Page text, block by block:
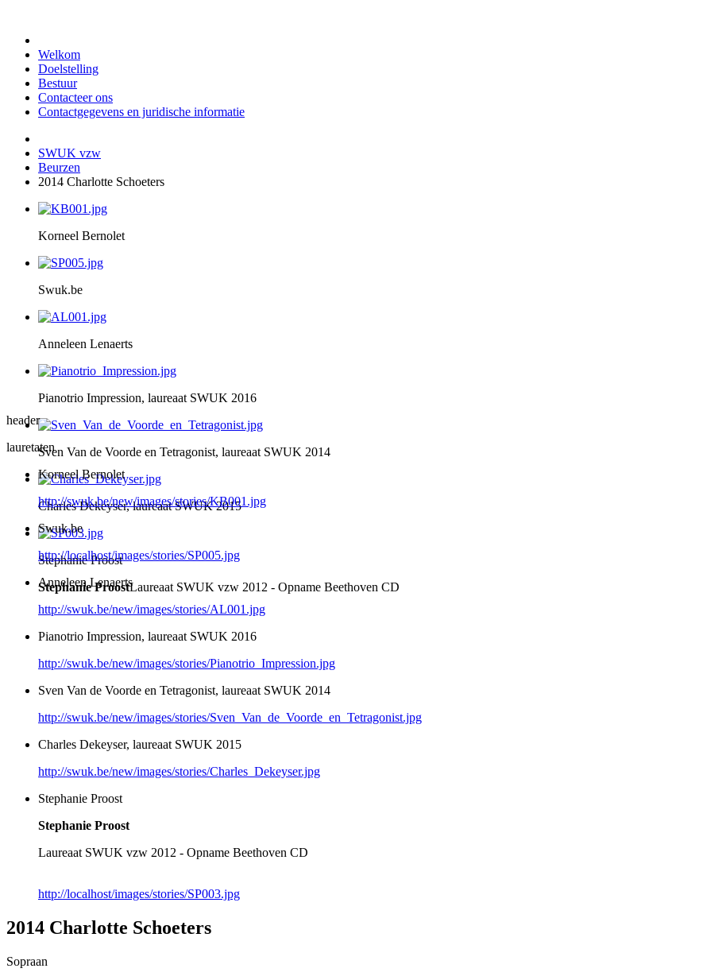
Welkom
Doelstelling
Bestuur
Contacteer ons
Contactgegevens en juridische informatie
SWUK vzw
Beurzen
2014 Charlotte Schoeters
Korneel Bernolet
Swuk.be
Anneleen Lenaerts
Pianotrio Impression, laureaat SWUK 2016
Sven Van de Voorde en Tetragonist, laureaat SWUK 2014
Charles Dekeyser, laureaat SWUK 2015
Stephanie Proost
Stephanie ProostLaureaat SWUK vzw 2012 - Opname Beethoven CD
header
lauretaten
Korneel Bernolet
http://swuk.be/new/images/stories/KB001.jpg
Swuk.be
http://localhost/images/stories/SP005.jpg
Anneleen Lenaerts
http://swuk.be/new/images/stories/AL001.jpg
Pianotrio Impression, laureaat SWUK 2016
http://swuk.be/new/images/stories/Pianotrio_Impression.jpg
Sven Van de Voorde en Tetragonist, laureaat SWUK 2014
http://swuk.be/new/images/stories/Sven_Van_de_Voorde_en_Tetragonist.jpg
Charles Dekeyser, laureaat SWUK 2015
http://swuk.be/new/images/stories/Charles_Dekeyser.jpg
Stephanie Proost
Stephanie Proost
Laureaat SWUK vzw 2012 - Opname Beethoven CD
http://localhost/images/stories/SP003.jpg
2014 Charlotte Schoeters
Sopraan